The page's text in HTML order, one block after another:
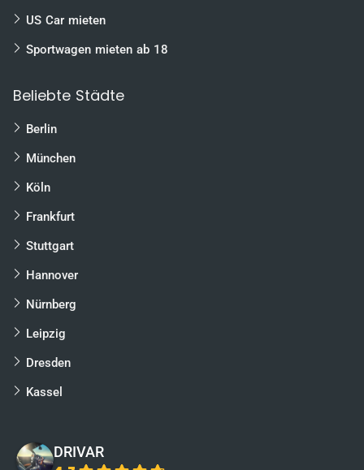
US Car mieten
Sportwagen mieten ab 18
Beliebte Städte
Berlin
München
Köln
Frankfurt
Stuttgart
Hannover
Nürnberg
Leipzig
Dresden
Kassel
DRIVAR